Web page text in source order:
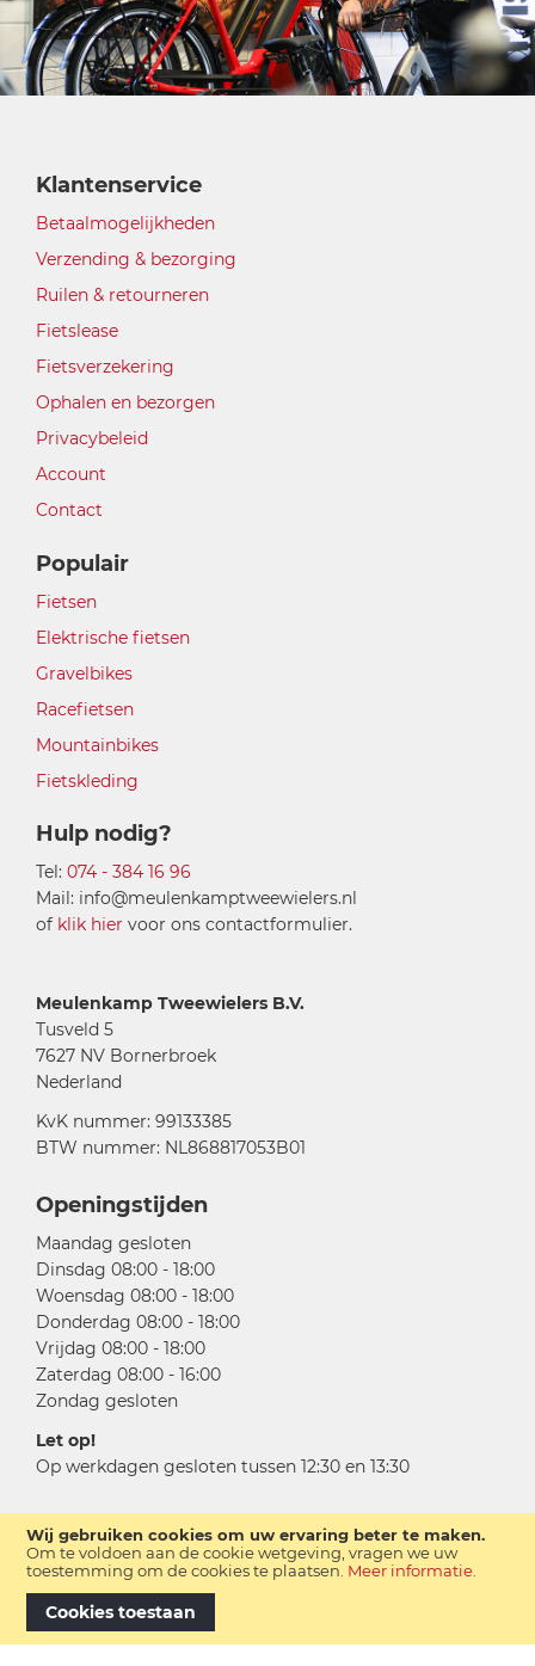
Wij gebruiken cookies om uw ervaring beter te maken.
Om te voldoen aan de cookie wetgeving, vragen we uw
toestemming om de cookies te plaatsen. Meer informatie
Cookies toestaan
Klantenservice
Betaalmogelijkheden
Verzending & bezorging
Ruilen & retourneren
Fietslease
Fietsverzekering
Ophalen en bezorgen
Privacybeleid
Account
Contact
Populair
Fietsen
Elektrische fietsen
Gravelbikes
Racefietsen
Mountainbikes
Fietskleding
Hulp nodig?
Tel: 074 - 384 16 96
Mail: info@meulenkamptweewielers.nl
of klik hier voor ons contactformulier.
Meulenkamp Tweewielers B.V.
Tusveld 5
7627 NV Bornerbroek
Nederland
KvK nummer: 99133385
BTW nummer: NL868817053B01
Openingstijden
Maandag gesloten
Dinsdag 08:00 - 18:00
Woensdag 08:00 - 18:00
Donderdag 08:00 - 18:00
Vrijdag 08:00 - 18:00
Zaterdag 08:00 - 16:00
Zondag gesloten
Let op!
Op werkdagen gesloten tussen 12:30 en 13:30